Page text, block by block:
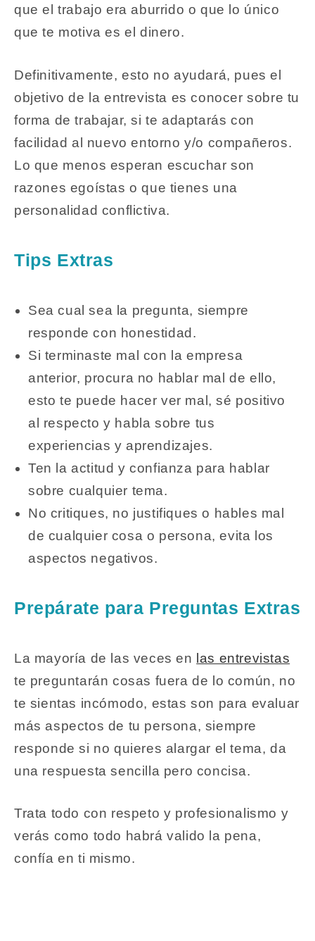
que el trabajo era aburrido o que lo único
que te motiva es el dinero.
Definitivamente, esto no ayudará, pues el
objetivo de la entrevista es conocer sobre tu
forma de trabajar, si te adaptarás con
facilidad al nuevo entorno y/o compañeros.
Lo que menos esperan escuchar son
razones egoístas o que tienes una
personalidad conflictiva.
Tips Extras
Sea cual sea la pregunta, siempre
responde con honestidad.
Si terminaste mal con la empresa
anterior, procura no hablar mal de ello,
esto te puede hacer ver mal, sé positivo
al respecto y habla sobre tus
experiencias y aprendizajes.
Ten la actitud y confianza para hablar
sobre cualquier tema.
No critiques, no justifiques o hables mal
de cualquier cosa o persona, evita los
aspectos negativos.
Prepárate para Preguntas Extras
La mayoría de las veces en las entrevistas
te preguntarán cosas fuera de lo común, no
te sientas incómodo, estas son para evaluar
más aspectos de tu persona, siempre
responde si no quieres alargar el tema, da
una respuesta sencilla pero concisa.
Trata todo con respeto y profesionalismo y
verás como todo habrá valido la pena,
confía en ti mismo.